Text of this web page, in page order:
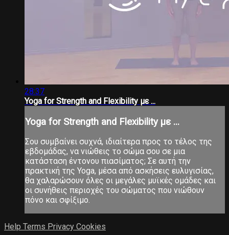
28:37
Yoga for Strength and Flexibility με ...
Yoga for Strength and Flexibility με ...
Σου συμβαίνει συχνά, ιδιαίτερα προς το τέλος της
εβδομάδας, να νιώθεις το σώμα σου σε μια
κατάσταση έντονου πιασίματος; Σε αυτή την
πρακτική της Yoga, μέσα από ασκήσεις ευλυγισίας,
θα χαλαρώσουν όλες οι μεγάλες μυϊκές ομάδες και
οι συνήθεις περιοχές του σώματος που νιώθουν
πόνο και σφίξιμο.
Help Terms Privacy Cookies